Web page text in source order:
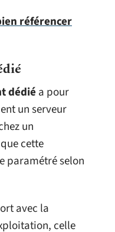
référencer
dédié a pour
un serveur
un
cette
paramétré selon
avec la
celle